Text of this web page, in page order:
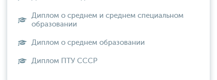
Диплом о среднем и среднем специальном
образовании
Диплом о среднем образовании
Диплом ПТУ СССР